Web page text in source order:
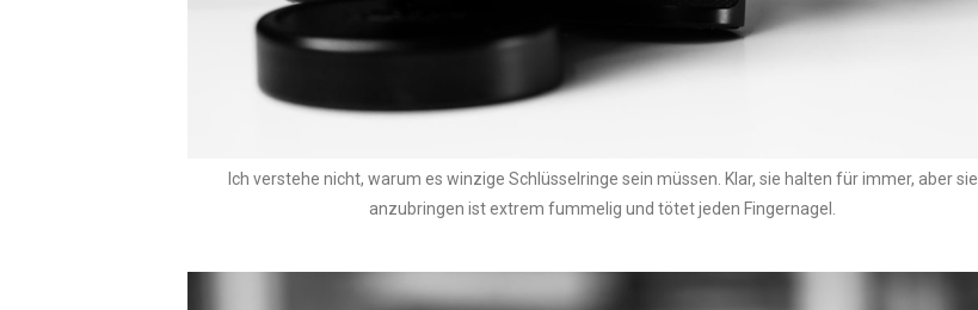
Ich verstehe nicht, warum es winzige Schlüsselringe sein müssen. Klar, sie halten für immer, aber sie
anzubringen ist extrem fummelig und tötet jeden Fingernagel.